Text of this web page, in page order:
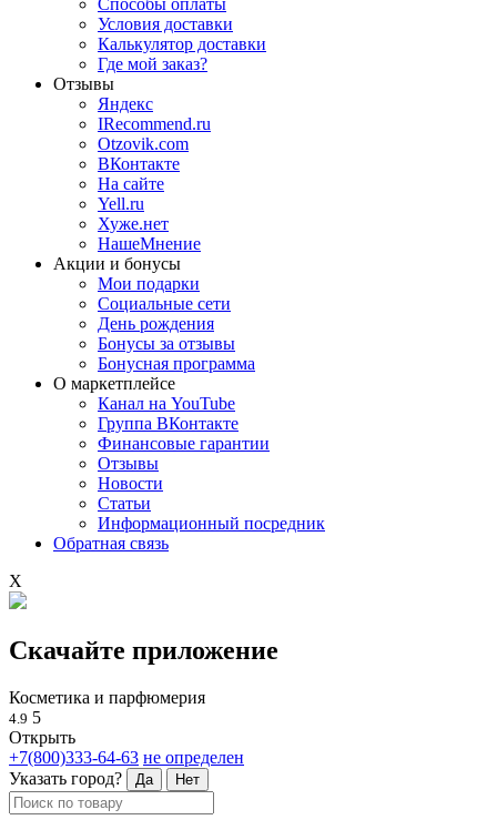
Способы оплаты
Условия доставки
Калькулятор доставки
Где мой заказ?
Отзывы
Яндекс
IRecommend.ru
Otzovik.com
ВКонтакте
На сайте
Yell.ru
Хуже.нет
НашеМнение
Акции и бонусы
Мои подарки
Социальные сети
День рождения
Бонусы за отзывы
Бонусная программа
О маркетплейсе
Канал на YouTube
Группа ВКонтакте
Финансовые гарантии
Отзывы
Новости
Статьи
Информационный посредник
Обратная связь
X
Скачайте приложение
Косметика и парфюмерия
4.9 5
Открыть
+7(800)333-64-63 не определен
Указать город?
Да Нет